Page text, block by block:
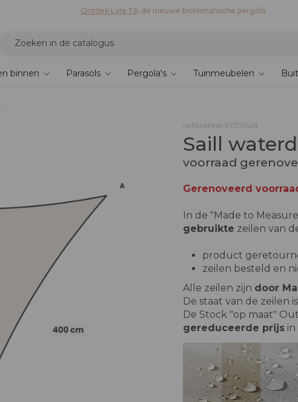
Ontdek de collectie 2026 en bespaar 5%
binnen Parasols Pergola's Tuinmeubelen
referentie 1070048
Saill
voorraad
Gerenoveerd
In de "Made to
gebruikte zeilen van
product
zeilen besteld en
Alle zeilen zijn door
De staat van de zeilen is
De Stock "op maat"
gereduceerde prijs